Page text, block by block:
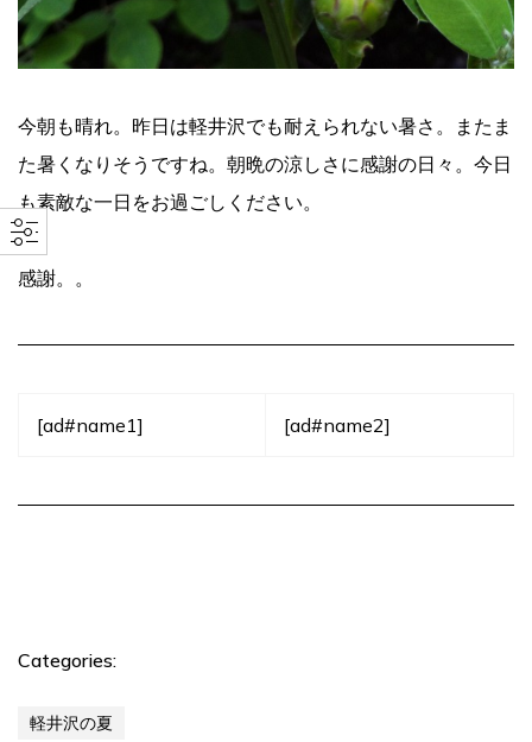
今朝も晴れ。昨日は軽井沢でも耐えられない暑さ。またま
た暑くなりそうですね。朝晩の涼しさに感謝の日々。今日
も素敵な一日をお過ごしください。
感謝。。
[ad#name1] [ad#name2]
Categories:
軽井沢の夏